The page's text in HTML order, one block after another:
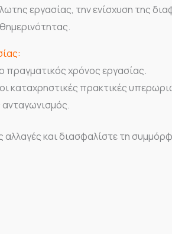
εργασίας, την ενίσχυση της
πραγματικός χρόνος εργασίας.
καταχρηστικές πρακτικές
ανταγωνισμός.
αλλαγές και διασφαλίστε τη